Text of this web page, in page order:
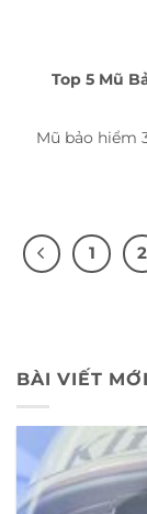
Top 5 Mũ
Mũ bảo hiểm
1 2
BÀI VIẾT